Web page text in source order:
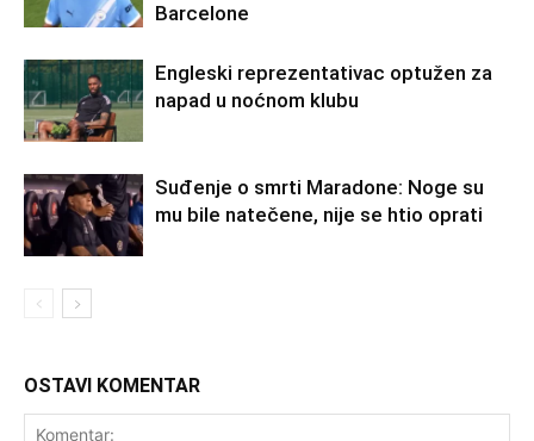
Barcelone
Engleski reprezentativac optužen za
napad u noćnom klubu
Suđenje o smrti Maradone: Noge su
mu bile natečene, nije se htio oprati
OSTAVI KOMENTAR